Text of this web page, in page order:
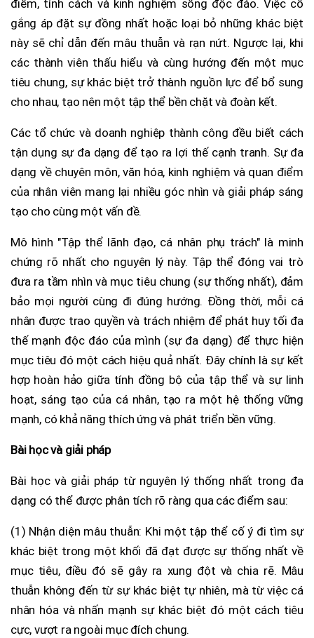
điểm, tính cách và kinh nghiệm sống độc đáo. Việc cố
gắng áp đặt sự đồng nhất hoặc loại bỏ những khác biệt
này sẽ chỉ dẫn đến mâu thuẫn và rạn nứt. Ngược lại, khi
các thành viên thấu hiểu và cùng hướng đến một mục
tiêu chung, sự khác biệt trở thành nguồn lực để bổ sung
cho nhau, tạo nên một tập thể bền chặt và đoàn kết.
Các tổ chức và doanh nghiệp thành công đều biết cách
tận dụng sự đa dạng để tạo ra lợi thế cạnh tranh. Sự đa
dạng về chuyên môn, văn hóa, kinh nghiệm và quan điểm
của nhân viên mang lại nhiều góc nhìn và giải pháp sáng
tạo cho cùng một vấn đề.
Mô hình "Tập thể lãnh đạo, cá nhân phụ trách" là minh
chứng rõ nhất cho nguyên lý này. Tập thể đóng vai trò
đưa ra tầm nhìn và mục tiêu chung (sự thống nhất), đảm
bảo mọi người cùng đi đúng hướng. Đồng thời, mỗi cá
nhân được trao quyền và trách nhiệm để phát huy tối đa
thế mạnh độc đáo của mình (sự đa dạng) để thực hiện
mục tiêu đó một cách hiệu quả nhất. Đây chính là sự kết
hợp hoàn hảo giữa tính đồng bộ của tập thể và sự linh
hoạt, sáng tạo của cá nhân, tạo ra một hệ thống vững
mạnh, có khả năng thích ứng và phát triển bền vững.
Bài học và giải pháp
Bài học và giải pháp từ nguyên lý thống nhất trong đa
dạng có thể được phân tích rõ ràng qua các điểm sau:
(1) Nhận diện mâu thuẫn: Khi một tập thể cố ý đi tìm sự
khác biệt trong một khối đã đạt được sự thống nhất về
mục tiêu, điều đó sẽ gây ra xung đột và chia rẽ. Mâu
thuẫn không đến từ sự khác biệt tự nhiên, mà từ việc cá
nhân hóa và nhấn mạnh sự khác biệt đó một cách tiêu
cực, vượt ra ngoài mục đích chung.